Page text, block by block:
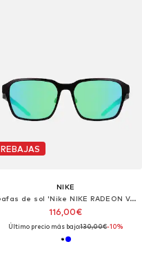
REBAJAS
NIKE
Gafas de sol 'Nike NIKE RADEON VALOR IM9734X Matte midnight navy / blue 56/17/145 MAN Sunglasses'
116,00€
Último precio más bajo:130,00€-10%